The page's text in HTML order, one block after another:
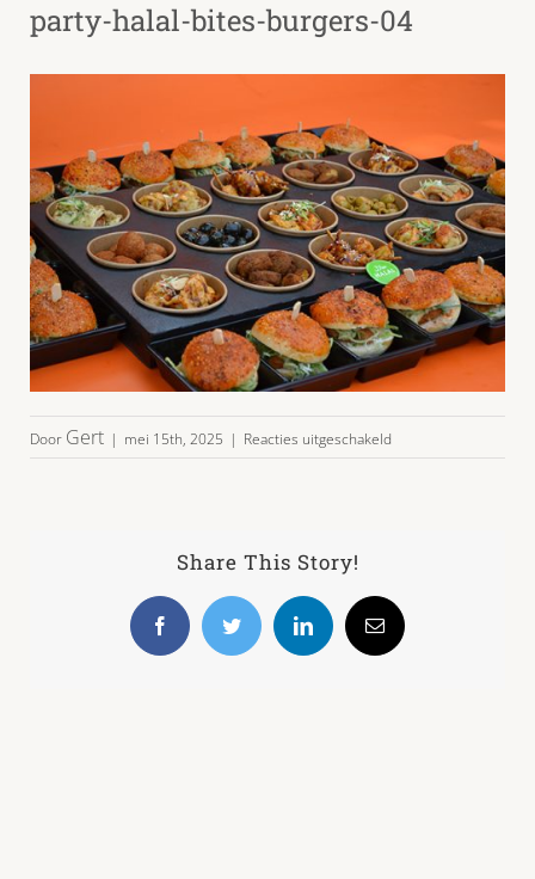
party-halal-bites-burgers-04
Door Gert | mei 15th, 2025 | Reacties uitgeschakeld
party-
Share This Story!
FacebookTwitter LinkedInE-
mail